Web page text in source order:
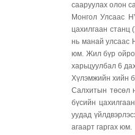
сааруулах олон
Монгол Улсаас
цахилгаан станц
нь манай улсаас
юм. Жил бүр
харьцуулбал 6
Хүлэмжийн хийн
Салхитын төсөл
бүсийн
уудад
агаарт гаргах юм.